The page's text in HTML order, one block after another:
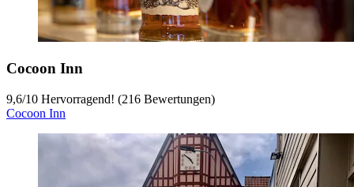
Cocoon Inn
9,6/10 Hervorragend! (216 Bewertungen)
Cocoon Inn